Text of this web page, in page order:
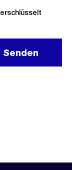
Senden